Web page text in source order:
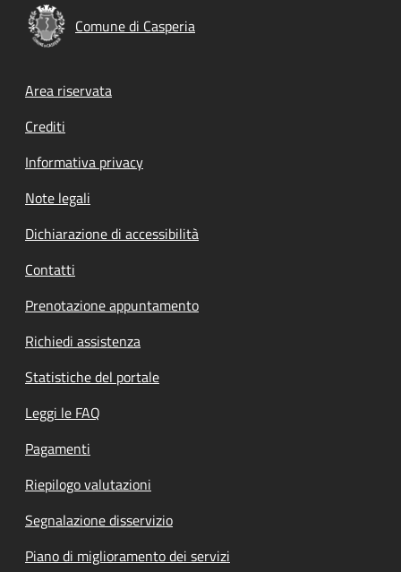
Comune di Casperia
Footer menu
Area riservata
Crediti
Informativa privacy
Note legali
Dichiarazione di accessibilità
Contatti
Prenotazione appuntamento
Richiedi assistenza
Statistiche del portale
Leggi le FAQ
Pagamenti
Riepilogo valutazioni
Segnalazione disservizio
Piano di miglioramento dei servizi